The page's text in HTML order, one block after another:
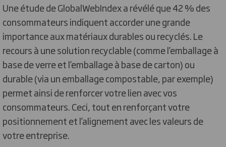
Une étude de GlobalWebIndex a révélé que 42 % des
consommateurs indiquent accorder une grande
importance aux matériaux durables ou recyclés. Le
recours à une solution recyclable (comme l’emballage à
base de verre et l’emballage à base de carton) ou
durable (via un emballage compostable, par exemple)
permet ainsi de renforcer votre lien avec vos
consommateurs. Ceci, tout en renforçant votre
positionnement et l’alignement avec les valeurs de
votre entreprise.